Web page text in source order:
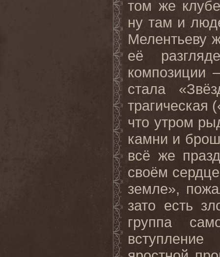
том же
ну там и
Мелентьеву
её
композиции
стала
что утром
камни и
всё же
своём
земле»,
зато есть
группа